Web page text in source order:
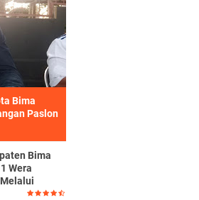
Bima
Paslon
Bima
Wera